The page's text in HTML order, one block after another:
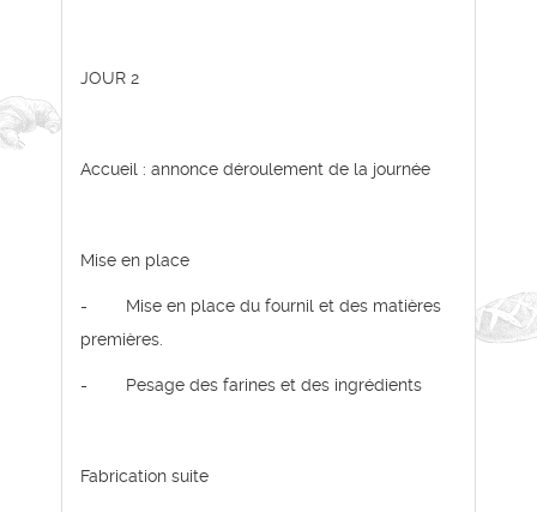
JOUR 2
Accueil : annonce déroulement de la journée
Mise en place
- Mise en place du fournil et des matières
premières.
- Pesage des farines et des ingrédients
Fabrication suite